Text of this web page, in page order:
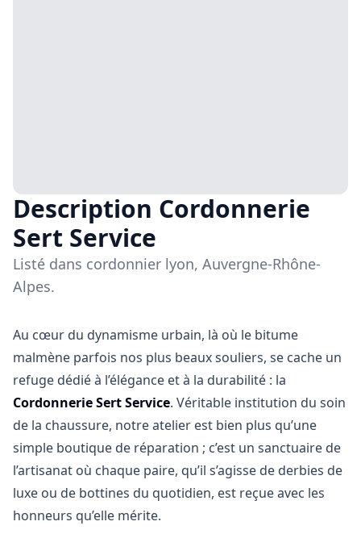
Description Cordonnerie
Sert Service
Listé dans cordonnier lyon, Auvergne-Rhône-
Alpes.
Au cœur du dynamisme urbain, là où le bitume
malmène parfois nos plus beaux souliers, se cache un
refuge dédié à l’élégance et à la durabilité : la
Cordonnerie Sert Service. Véritable institution du soin
de la chaussure, notre atelier est bien plus qu’une
simple boutique de réparation ; c’est un sanctuaire de
l’artisanat où chaque paire, qu’il s’agisse de derbies de
luxe ou de bottines du quotidien, est reçue avec les
honneurs qu’elle mérite.